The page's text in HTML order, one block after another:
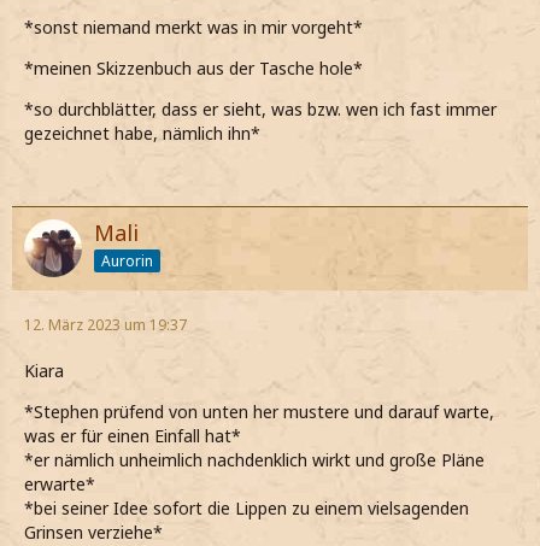
*sonst niemand merkt was in mir vorgeht*
*meinen Skizzenbuch aus der Tasche hole*
*so durchblätter, dass er sieht, was bzw. wen ich fast immer
gezeichnet habe, nämlich ihn*
Mali
Aurorin
12. März 2023 um 19:37
Kiara
*Stephen prüfend von unten her mustere und darauf warte,
was er für einen Einfall hat*
*er nämlich unheimlich nachdenklich wirkt und große Pläne
erwarte*
*bei seiner Idee sofort die Lippen zu einem vielsagenden
Grinsen verziehe*